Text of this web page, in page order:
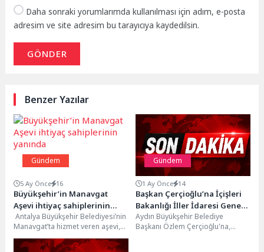
Daha sonraki yorumlarımda kullanılması için adım, e-posta
adresim ve site adresim bu tarayıcıya kaydedilsin.
GÖNDER
Benzer Yazılar
Gündem
5 Ay Önce 16
Büyükşehir’in Manavgat
Aşevi ihtiyaç sahiplerinin
yanında
Antalya Büyükşehir Belediyesi’nin
Manavgat’ta hizmet veren aşevi,
ihtiyaç sahibi vatandaşları her gün
üç çeşit sıcak...
Gündem
1 Ay Önce 14
Başkan Çerçioğlu’na İçişleri
Bakanlığı İller İdaresi Genel
Müdürlüğü Muhtarlar Daire
Başkanı Üstüner ve Türkiye
Aydın Büyükşehir Belediye
Başkanı Özlem Çerçioğlu'na,